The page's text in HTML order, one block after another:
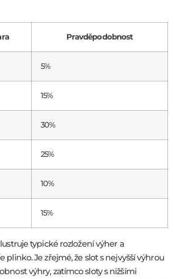
Pravděpodobnost
5%
15%
30%
25%
10%
15%
typické rozložení výher a
Je zřejmé, že slot s nejvyšší výhrou
výhry, zatímco sloty s nižšími